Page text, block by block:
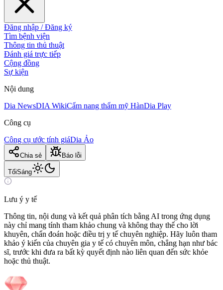
Đăng nhập / Đăng ký
Tìm bệnh viện
Thông tin thủ thuật
Đánh giá trực tiếp
Cộng đồng
Sự kiện
Nội dung
Dia NewsDIA WikiCẩm nang thẩm mỹ HànDia Play
Công cụ
Công cụ ước tính giáDia Ảo
Chia sẻ Báo lỗi
TốiSáng
Lưu ý y tế
Thông tin, nội dung và kết quả phân tích bằng AI trong ứng dụng
này chỉ mang tính tham khảo chung và không thay thế cho lời
khuyên, chẩn đoán hoặc điều trị y tế chuyên nghiệp. Hãy luôn tham
khảo ý kiến của chuyên gia y tế có chuyên môn, chẳng hạn như bác
sĩ, trước khi đưa ra bất kỳ quyết định nào liên quan đến sức khỏe
hoặc thủ thuật.